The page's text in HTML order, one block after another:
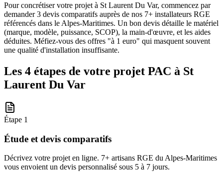
Pour concrétiser votre projet à St Laurent Du Var, commencez par
demander 3 devis comparatifs auprès de nos 7+ installateurs RGE
référencés dans le Alpes-Maritimes. Un bon devis détaille le matériel
(marque, modèle, puissance, SCOP), la main-d'œuvre, et les aides
déduites. Méfiez-vous des offres "à 1 euro" qui masquent souvent
une qualité d'installation insuffisante.
Les 4 étapes de votre projet PAC à St
Laurent Du Var
Étape 1
Étude et devis comparatifs
Décrivez votre projet en ligne. 7+ artisans RGE du Alpes-Maritimes
vous envoient un devis personnalisé sous 5 à 7 jours.